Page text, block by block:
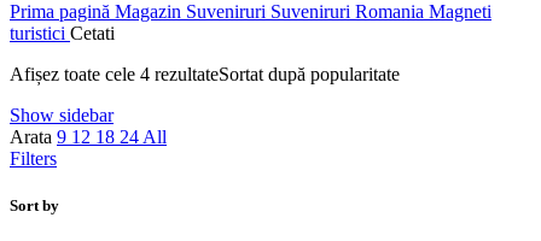
Prima pagină Magazin Suveniruri Suveniruri Romania Magneti
turistici Cetati
Afișez toate cele 4 rezultateSortat după popularitate
Show sidebar
Arata 9 12 18 24 All
Filters
Sort by